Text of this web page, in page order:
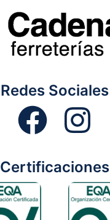
Redes Sociales
Certificaciones